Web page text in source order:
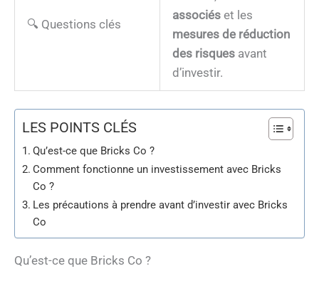
🔍 Questions clés
associés et les
mesures de réduction
des risques avant
d’investir.
LES POINTS CLÉS
Qu’est-ce que Bricks Co ?
Comment fonctionne un investissement avec Bricks
Co ?
Les précautions à prendre avant d’investir avec Bricks
Co
Qu’est-ce que Bricks Co ?